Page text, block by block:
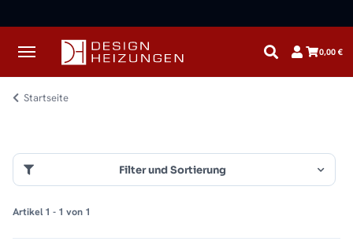
0,00 €
Startseite
Filter und Sortierung
Artikel 1 - 1 von 1